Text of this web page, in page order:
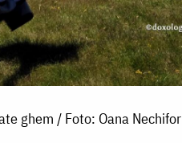
ghem / Foto: Oana Nechifor